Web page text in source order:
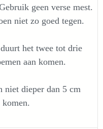
geen verse mest.
niet zo goed tegen.
het twee tot drie
aan komen.
niet dieper dan 5 cm
komen.